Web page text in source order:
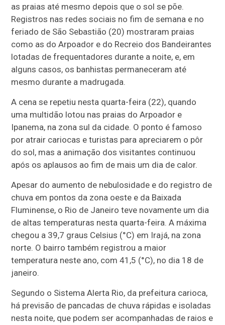
as praias até mesmo depois que o sol se põe.
Registros nas redes sociais no fim de semana e no
feriado de São Sebastião (20) mostraram praias
como as do Arpoador e do Recreio dos Bandeirantes
lotadas de frequentadores durante a noite, e, em
alguns casos, os banhistas permaneceram até
mesmo durante a madrugada.
A cena se repetiu nesta quarta-feira (22), quando
uma multidão lotou nas praias do Arpoador e
Ipanema, na zona sul da cidade. O ponto é famoso
por atrair cariocas e turistas para apreciarem o pôr
do sol, mas a animação dos visitantes continuou
após os aplausos ao fim de mais um dia de calor.
Apesar do aumento de nebulosidade e do registro de
chuva em pontos da zona oeste e da Baixada
Fluminense, o Rio de Janeiro teve novamente um dia
de altas temperaturas nesta quarta-feira. A máxima
chegou a 39,7 graus Celsius (°C) em Irajá, na zona
norte. O bairro também registrou a maior
temperatura neste ano, com 41,5 (°C), no dia 18 de
janeiro.
Segundo o Sistema Alerta Rio, da prefeitura carioca,
há previsão de pancadas de chuva rápidas e isoladas
nesta noite, que podem ser acompanhadas de raios e